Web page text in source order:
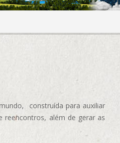
construída para auxiliar
além de gerar as